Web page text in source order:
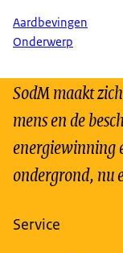
Aardbevingen
Onderwerp
SodM maakt
mens en de
energiewinning
ondergrond, nu
Service